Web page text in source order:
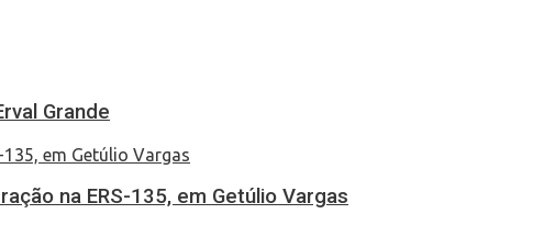
Grande
na ERS-135, em Getúlio Vargas